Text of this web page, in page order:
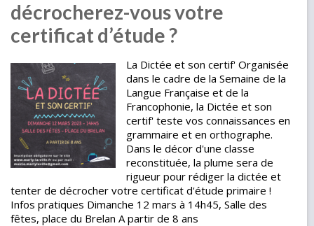
décrocherez-vous votre
certificat d’étude ?
La Dictée et son certif' Organisée
dans le cadre de la Semaine de la
Langue Française et de la
Francophonie, la Dictée et son
certif' teste vos connaissances en
grammaire et en orthographe.
Dans le décor d'une classe
reconstituée, la plume sera de
rigueur pour rédiger la dictée et
tenter de décrocher votre certificat d'étude primaire !
Infos pratiques Dimanche 12 mars à 14h45, Salle des
fêtes, place du Brelan A partir de 8 ans